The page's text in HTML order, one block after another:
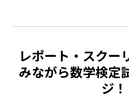
レポート・スクー
みながら数学検定
ジ！